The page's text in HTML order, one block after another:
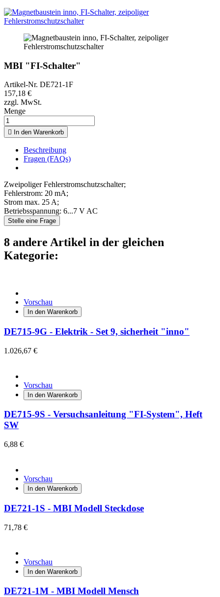
MBI "FI-Schalter"
Artikel-Nr. DE721-1F
157,18 €
zzgl. MwSt.
Menge
 In den Warenkorb
Beschreibung
Fragen (FAQs)
Zweipoliger Fehlerstromschutzschalter;
Fehlerstrom: 20 mA;
Strom max. 25 A;
Betriebsspannung: 6...7 V AC
Stelle eine Frage
8 andere Artikel in der gleichen
Kategorie:
Vorschau
In den Warenkorb
DE715-9G - Elektrik - Set 9, sicherheit "inno"
1.026,67 €
Vorschau
In den Warenkorb
DE715-9S - Versuchsanleitung "FI-System", Heft
SW
6,88 €
Vorschau
In den Warenkorb
DE721-1S - MBI Modell Steckdose
71,78 €
Vorschau
In den Warenkorb
DE721-1M - MBI Modell Mensch